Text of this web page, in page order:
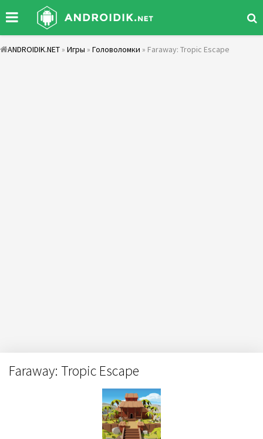
ANDROIDIK.NET » Игры » Головоломки » Faraway: Tropic Escape
Faraway: Tropic Escape